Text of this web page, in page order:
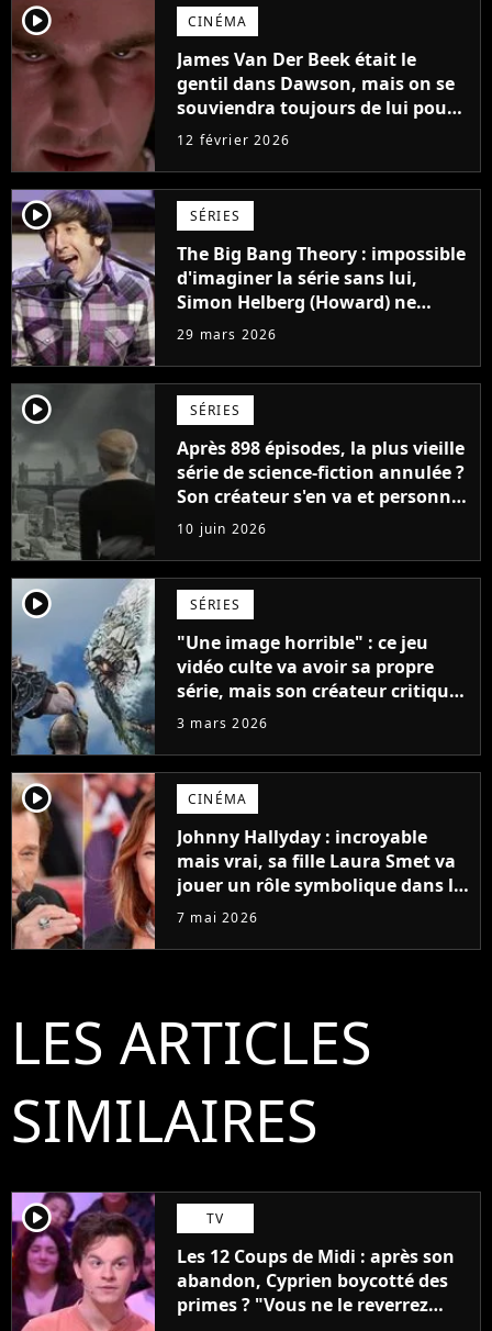
player2 CINÉMA
James Van Der Beek était le
gentil dans Dawson, mais on se
souviendra toujours de lui pour
cette comédie noire, sœur
12 février 2026
player2 SÉRIES
The Big Bang Theory : impossible
d'imaginer la série sans lui,
Simon Helberg (Howard) ne
voulait pourtant pas jouer dans
29 mars 2026
player2 SÉRIES
Après 898 épisodes, la plus vieille
série de science-fiction annulée ?
Son créateur s'en va et personne
ne sait ce qui va se passer
10 juin 2026
player2 SÉRIES
"Une image horrible" : ce jeu
vidéo culte va avoir sa propre
série, mais son créateur critique
déjà la première photo
3 mars 2026
player2 CINÉMA
Johnny Hallyday : incroyable
mais vrai, sa fille Laura Smet va
jouer un rôle symbolique dans le
biopic !
7 mai 2026
LES ARTICLES
SIMILAIRES
player2 TV
Les 12 Coups de Midi : après son
abandon, Cyprien boycotté des
primes ? "Vous ne le reverrez